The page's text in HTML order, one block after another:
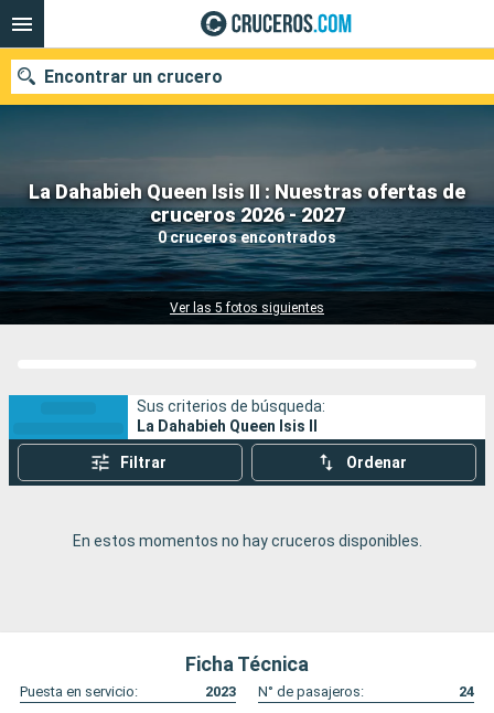
La Dahabieh Queen Isis II : Nuestras ofertas de
cruceros 2026 - 2027
0 cruceros encontrados
Ver las 5 fotos siguientes
Encontrar un crucero
Nuestros destinos
Fecha de salida
Sus criterios de búsqueda:
La Dahabieh Queen Isis II
Filtrar Ordenar
En estos momentos no hay cruceros disponibles.
Ficha Técnica
Puesta en servicio: 2023 N° de pasajeros:
24